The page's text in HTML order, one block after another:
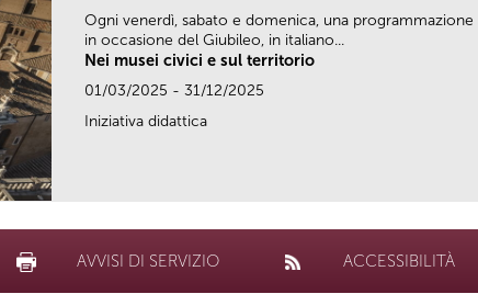
Ogni venerdì, sabato e domenica, una programmazione
in occasione del Giubileo, in italiano...
Nei musei civici e sul territorio
01/03/2025 - 31/12/2025
Iniziativa didattica
AVVISI DI SERVIZIO ACCESSIBILITÀ